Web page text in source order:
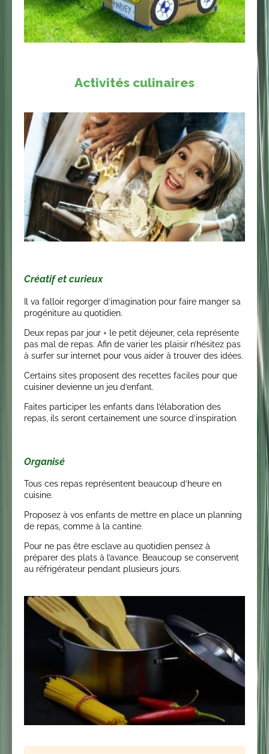
Activités culinaires
Créatif et curieux
Il va falloir regorger d’imagination pour faire manger sa
progéniture au quotidien.
Deux repas par jour + le petit déjeuner, cela représente
pas mal de repas. Afin de varier les plaisir n’hésitez pas
à surfer sur internet pour vous aider à trouver des idées.
Certains sites proposent des recettes faciles pour que
cuisiner devienne un jeu d’enfant.
Faites participer les enfants dans l’élaboration des
repas, ils seront certainement une source d’inspiration.
Organisé
Tous ces repas représentent beaucoup d’heure en
cuisine.
Proposez à vos enfants de mettre en place un planning
de repas, comme à la cantine.
Pour ne pas être esclave au quotidien pensez à
préparer des plats à l’avance. Beaucoup se conservent
au réfrigérateur pendant plusieurs jours.